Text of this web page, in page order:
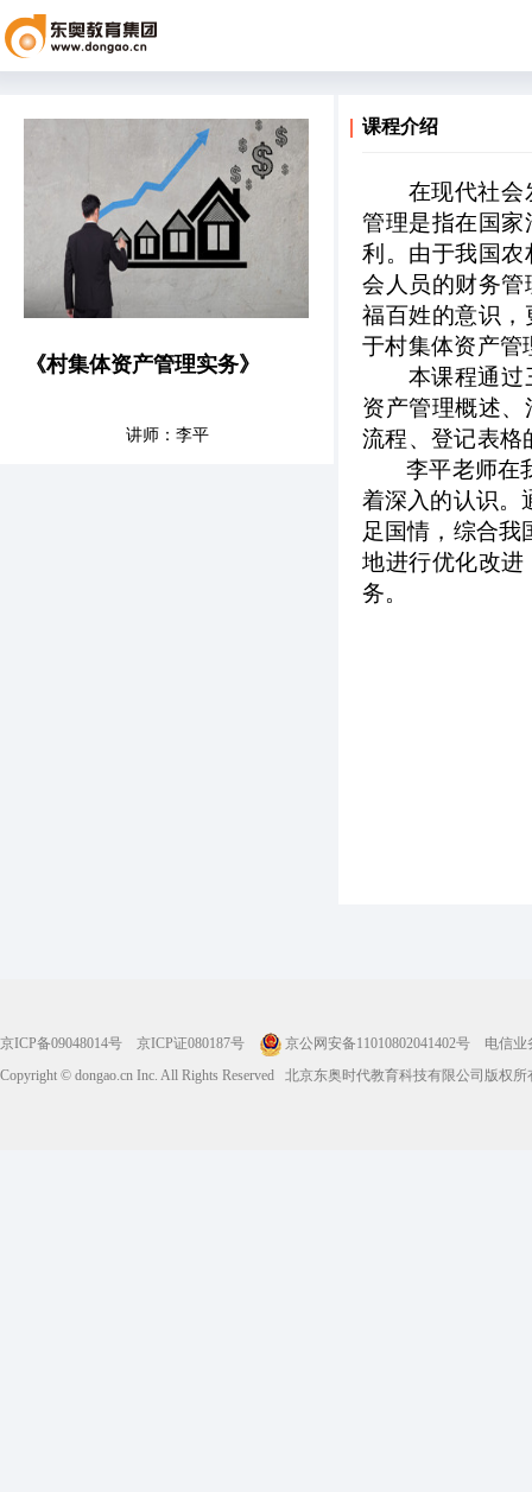
《村集体资产管理实务》
讲师：李平
课程介绍
在现代社会
管理是指在国
利。由于我国
会人员的财务
福百姓的意识
于村集体资产管
本课程通过
资产管理概述
流程、登记表格
李平老师在
着深入的认识。
足国情，综合我
地进行优化改
务。
京ICP备09048014号 京ICP证080187号 京公网安备11010802041402号
电信业
Copyright © dongao.cn Inc. All Rights Reserved 北京东奥时代教育科技有限公司版权所